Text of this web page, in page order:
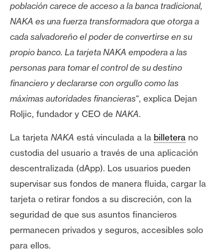
e
c
u
r
o
s
C
o
t
a
c
t
y
P
u
población carece de acceso a la banca tradicional,
NAKA es una fuerza transformadora que otorga a
cada salvadoreño el poder de convertirse en su
propio banco. La tarjeta NAKA empodera a las
personas para tomar el control de su destino
financiero y declararse con orgullo como las
máximas autoridades financieras“, explica Dejan
Roljic, fundador y CEO de NAKA.
La tarjeta NAKA está vinculada a la billetera no
custodia del usuario a través de una aplicación
descentralizada (dApp). Los usuarios pueden
supervisar sus fondos de manera fluida, cargar la
tarjeta o retirar fondos a su discreción, con la
seguridad de que sus asuntos financieros
permanecen privados y seguros, accesibles solo
para ellos.